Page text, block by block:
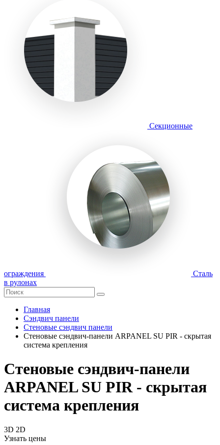
Секционные
ограждения
Сталь
в рулонах
Главная
Сэндвич панели
Стеновые сэндвич панели
Стеновые сэндвич-панели ARPANEL SU PIR - скрытая
система крепления
Стеновые сэндвич-панели
ARPANEL SU PIR - скрытая
система крепления
3D 2D
Узнать цены